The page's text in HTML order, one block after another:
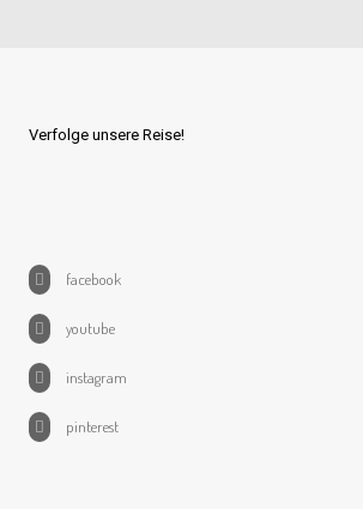
Verfolge unsere Reise!
facebook
youtube
instagram
pinterest